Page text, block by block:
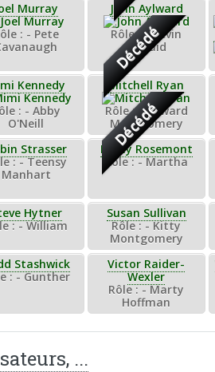
Murray
: - Pete
John Aylward
Décédé
Rôle : - Kevin
Kincaid
Kennedy
: - Abby
O'Neill
Mitchell Ryan
Décédé
Rôle : - Edward
Montgomery
Strasser
: - Teensy
Manhart
Romy Rosemont
Rôle : - Martha
Hytner
: - William
Susan Sullivan
Rôle : - Kitty
Montgomery
Stashwick
: - Gunther
Victor Raider-
Wexler
Rôle : - Marty
Hoffman
...